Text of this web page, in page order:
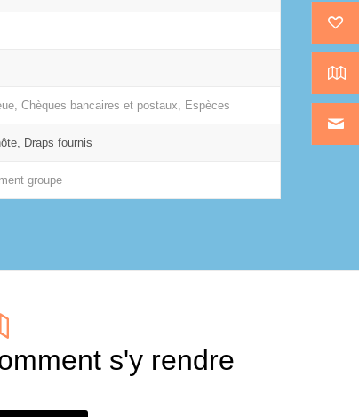
Chèques bancaires et postaux, Espèces
Draps fournis
groupe
s'y rendre